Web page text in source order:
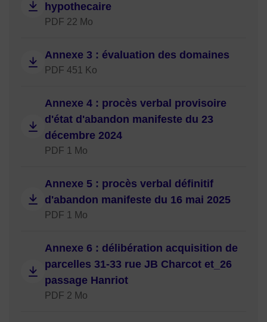
hypothecaire
PDF 22 Mo
Annexe 3 : évaluation des domaines
PDF 451 Ko
Annexe 4 : procès verbal provisoire
d'état d'abandon manifeste du 23
décembre 2024
PDF 1 Mo
Annexe 5 : procès verbal définitif
d'abandon manifeste du 16 mai 2025
PDF 1 Mo
Annexe 6 : délibération acquisition de
parcelles 31-33 rue JB Charcot et_26
passage Hanriot
PDF 2 Mo